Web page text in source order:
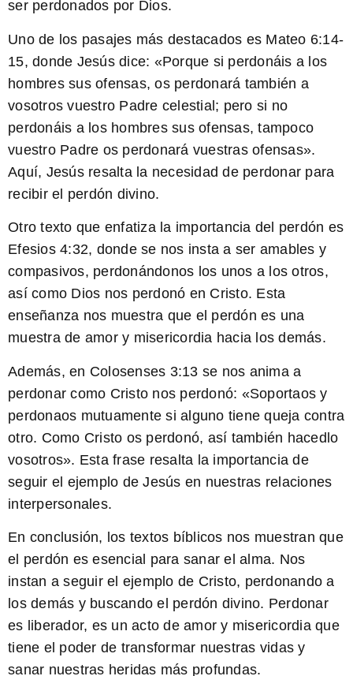
ser perdonados por Dios.
Uno de los pasajes más destacados es Mateo 6:14-
15, donde Jesús dice: «Porque si perdonáis a los
hombres sus ofensas, os perdonará también a
vosotros vuestro Padre celestial; pero si no
perdonáis a los hombres sus ofensas, tampoco
vuestro Padre os perdonará vuestras ofensas».
Aquí, Jesús resalta la necesidad de perdonar para
recibir el perdón divino.
Otro texto que enfatiza la importancia del perdón es
Efesios 4:32, donde se nos insta a ser amables y
compasivos, perdonándonos los unos a los otros,
así como Dios nos perdonó en Cristo. Esta
enseñanza nos muestra que el perdón es una
muestra de amor y misericordia hacia los demás.
Además, en Colosenses 3:13 se nos anima a
perdonar como Cristo nos perdonó: «Soportaos y
perdonaos mutuamente si alguno tiene queja contra
otro. Como Cristo os perdonó, así también hacedlo
vosotros». Esta frase resalta la importancia de
seguir el ejemplo de Jesús en nuestras relaciones
interpersonales.
En conclusión, los textos bíblicos nos muestran que
el perdón es esencial para sanar el alma. Nos
instan a seguir el ejemplo de Cristo, perdonando a
los demás y buscando el perdón divino. Perdonar
es liberador, es un acto de amor y misericordia que
tiene el poder de transformar nuestras vidas y
sanar nuestras heridas más profundas.